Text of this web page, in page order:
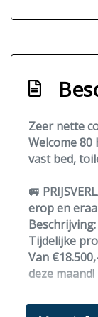
Zeer nette
Welcome
vast bed,
🚐
erop en
Beschrijving:
Tijdelijke
Van
deze maand!
Zeer nette